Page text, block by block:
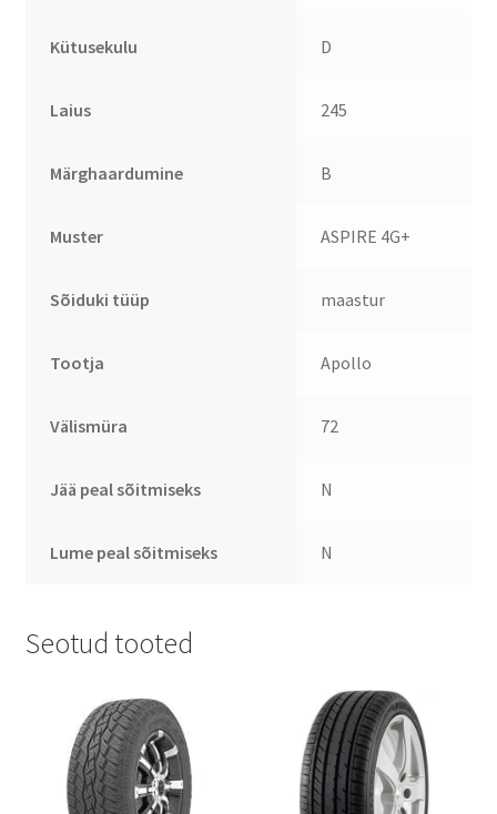
Kütusekulu D
Laius 245
Märghaardumine B
Muster ASPIRE 4G+
Sõiduki tüüp maastur
Tootja Apollo
Välismüra 72
Jää peal sõitmiseks N
Lume peal sõitmiseks N
Seotud tooted